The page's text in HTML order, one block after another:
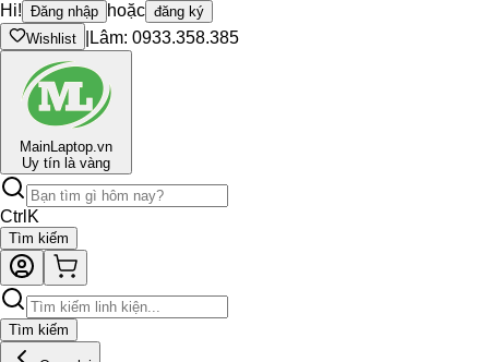
Hi! Đăng nhập hoặc đăng ký
Wishlist
Lâm: 0933.358.385
MainLaptop.vn
Uy tín là vàng
Ctrl K
Tìm kiếm
Tìm kiếm